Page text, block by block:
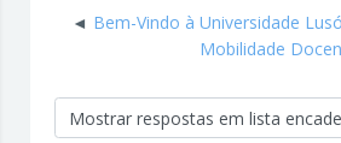
Bem-Vindo à Universidade
Mobilidade
Modo de visualização